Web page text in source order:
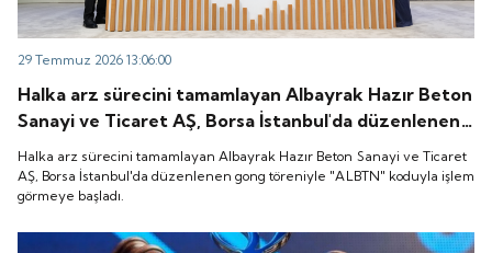
29 Temmuz 2026 13:06:00
Halka arz sürecini tamamlayan Albayrak Hazır Beton
Sanayi ve Ticaret AŞ, Borsa İstanbul'da düzenlenen
gong töreniyle "ALBTN" koduyla işlem görmeye
başladı.
Halka arz sürecini tamamlayan Albayrak Hazır Beton Sanayi ve Ticaret
AŞ, Borsa İstanbul'da düzenlenen gong töreniyle "ALBTN" koduyla işlem
görmeye başladı.